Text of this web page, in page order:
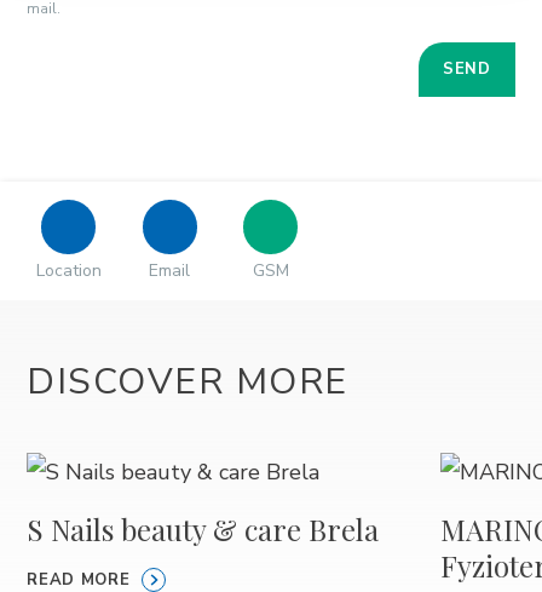
mail.
Location Email GSM
DISCOVER MORE
S Nails beauty & care Brela
READ MORE